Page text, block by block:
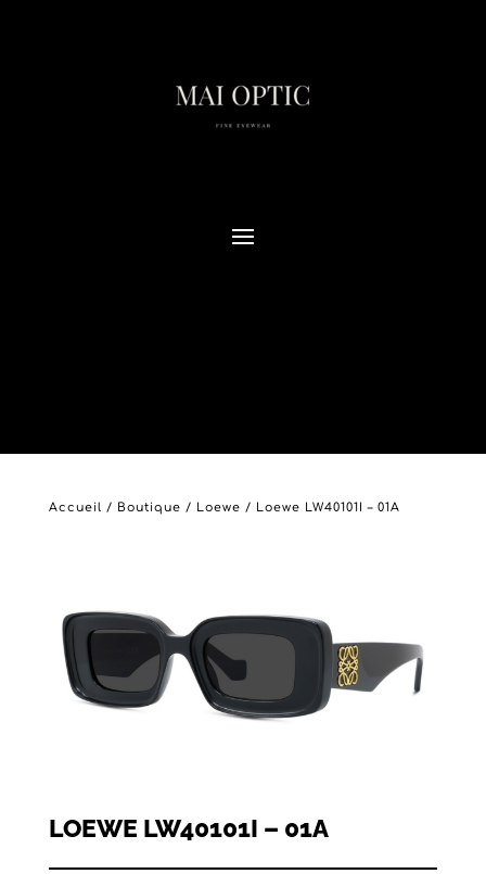
Accueil / Boutique / Loewe / Loewe LW40101I – 01A
LOEWE LW40101I – 01A